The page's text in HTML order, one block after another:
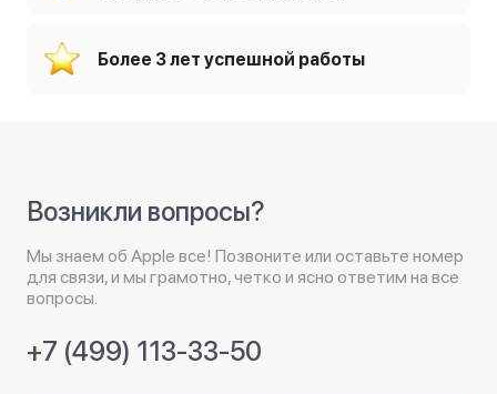
Более 3 лет успешной работы
Возникли вопросы?
Мы знаем об Apple все! Позвоните или оставьте номер
для связи, и мы грамотно, четко и ясно ответим на все
вопросы.
+7 (499) 113-33-50